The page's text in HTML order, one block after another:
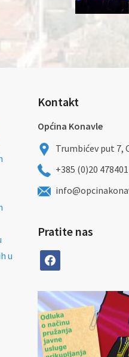
u
Kontakt
Općina Konavle
Trumbićev put 7,
+385 (0)20 478401
Pratite nas
facebook